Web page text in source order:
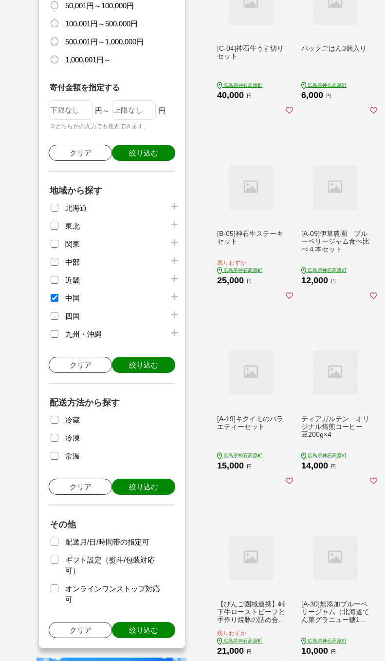
50,001円～100,000円
100,001円～500,000円
500,001円～1,000,000円
1,000,001円～
寄付金額を指定する
円～ 円
※どちらかの入力でも検索できます。
クリア 絞り込む
地域から探す
北海道
東北
関東
中部
近畿
中国
四国
九州・沖縄
クリア 絞り込む
配送方法から探す
冷蔵
冷凍
常温
クリア 絞り込む
その他
配送月/日/時間帯の指定可
ギフト設定（熨斗/包装対応
可）
オンラインワンストップ対応
可
クリア 絞り込む
[C-04]神石牛うす切り
セット
広島県神石高原町
40,000 円
パックごはん3個入り
広島県神石高原町
6,000 円
[B-05]神石牛ステーキ
セット
残りわずか
広島県神石高原町
25,000 円
[A-09]伊草農園 ブル
ーベリージャム食べ比
べ４本セット
広島県神石高原町
12,000 円
[A-19]キクイモのバラ
エティーセット
広島県神石高原町
15,000 円
ティアガルテン オリ
ジナル焙煎コーヒー
豆200g×4
広島県神石高原町
14,000 円
【びんご圏域連携】峠
下牛ローストビーフと
手作り焼豚の詰め合わ
残りわずか
広島県神石高原町
21,000 円
[A-30]無添加ブルーベ
リージャム（北海道て
ん菜グラニュー糖110
広島県神石高原町
10,000 円